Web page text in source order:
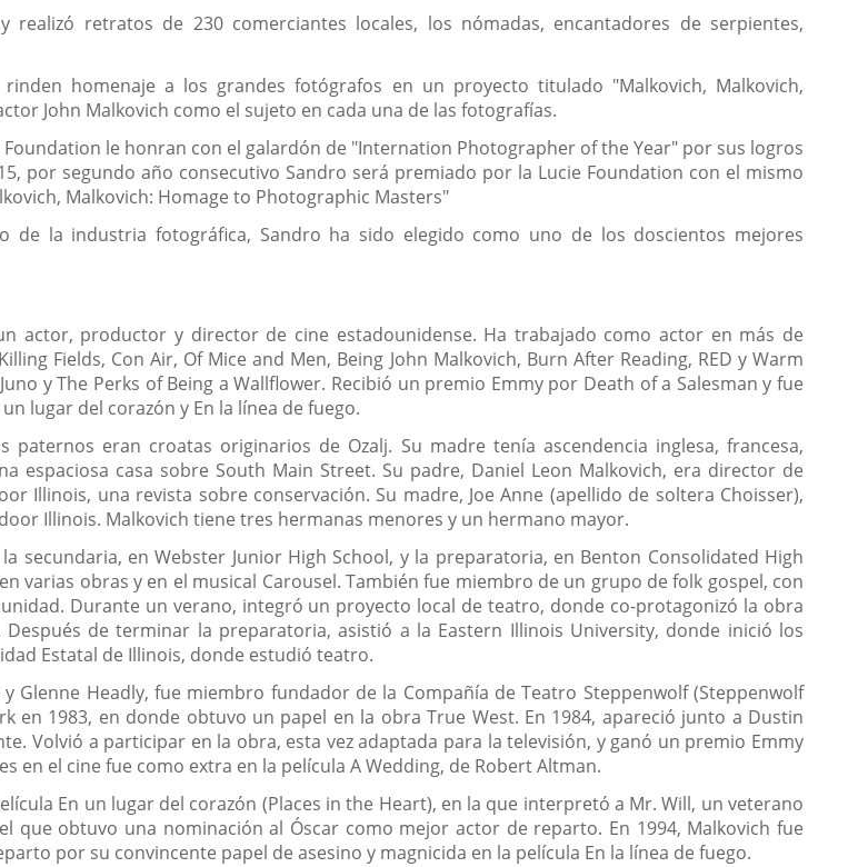
retratos de 230 comerciantes locales, los nómadas, encantadores de serpientes,
homenaje a los grandes fotógrafos en un proyecto titulado "Malkovich, Malkovich,
John Malkovich como el sujeto en cada una de las fotografías.
Foundation le honran con el galardón de "Internation Photographer of the Year" por sus logros
por segundo año consecutivo Sandro será premiado por la Lucie Foundation con el mismo
Malkovich: Homage to Photographic Masters"
la industria fotográfica, Sandro ha sido elegido como uno de los doscientos mejores
actor, productor y director de cine estadounidense. Ha trabajado como actor en más de
Fields, Con Air, Of Mice and Men, Being John Malkovich, Burn After Reading, RED y Warm
y The Perks of Being a Wallflower. Recibió un premio Emmy por Death of a Salesman y fue
lugar del corazón y En la línea de fuego.
paternos eran croatas originarios de Ozalj. Su madre tenía ascendencia inglesa, francesa,
espaciosa casa sobre South Main Street. Su padre, Daniel Leon Malkovich, era director de
Illinois, una revista sobre conservación. Su madre, Joe Anne (apellido de soltera Choisser),
Illinois. Malkovich tiene tres hermanas menores y un hermano mayor.
secundaria, en Webster Junior High School, y la preparatoria, en Benton Consolidated High
varias obras y en el musical Carousel. También fue miembro de un grupo de folk gospel, con
Durante un verano, integró un proyecto local de teatro, donde co-protagonizó la obra
Después de terminar la preparatoria, asistió a la Eastern Illinois University, donde inició los
Estatal de Illinois, donde estudió teatro.
Glenne Headly, fue miembro fundador de la Compañía de Teatro Steppenwolf (Steppenwolf
en 1983, en donde obtuvo un papel en la obra True West. En 1984, apareció junto a Dustin
Volvió a participar en la obra, esta vez adaptada para la televisión, y ganó un premio Emmy
el cine fue como extra en la película A Wedding, de Robert Altman.
En un lugar del corazón (Places in the Heart), en la que interpretó a Mr. Will, un veterano
que obtuvo una nominación al Óscar como mejor actor de reparto. En 1994, Malkovich fue
por su convincente papel de asesino y magnicida en la película En la línea de fuego.